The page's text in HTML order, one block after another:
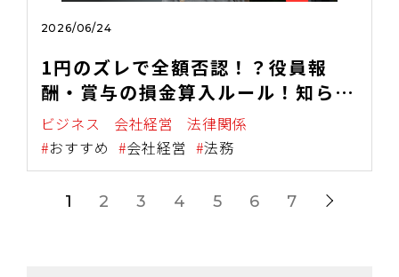
2026/06/24
1円のズレで全額否認！？役員報
酬・賞与の損金算入ルール！知らな
いと恐ろしい「時期」と「手続き」
の盲点！
ビジネス 会社経営
法律関係
おすすめ
会社経営 法務
1 2 3 4 5 6 7